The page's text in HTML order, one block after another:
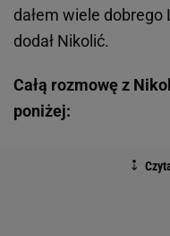
dałem wiele
dodał Nikolić.
Całą rozmowę z
poniżej: